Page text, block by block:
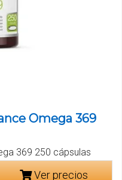
Omega 369
369 250 cápsulas
Ver precios